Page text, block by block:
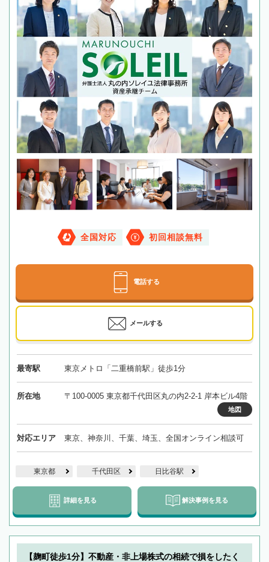
全国対応 初回相談無料
電話する
メールする
最寄駅 東京メトロ「二重橋前駅」徒歩1分
所在地 〒100-0005 東京都千代田区丸の内2-2-1 岸本ビル4階
地図
対応エリア 東京、神奈川、千葉、埼玉、全国オンライン相談可
東京都 千代田区 日比谷駅
詳細を見る 解決事例を見る
【麹町徒歩1分】不動産・非上場株式の相続で損をしたく